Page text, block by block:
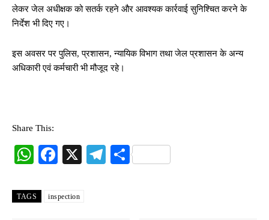
लेकर जेल अधीक्षक को सतर्क रहने और आवश्यक कार्रवाई सुनिश्चित करने के
निर्देश भी दिए गए।
इस अवसर पर पुलिस, प्रशासन, न्यायिक विभाग तथा जेल प्रशासन के अन्य
अधिकारी एवं कर्मचारी भी मौजूद रहे।
Share This:
W
ts
Fa
bo
X
Te S
TAGS inspection